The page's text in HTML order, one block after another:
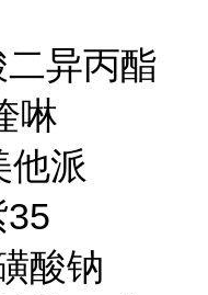
异丙酯
啉
他派
酸钠